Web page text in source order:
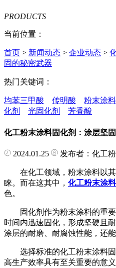
PRODUCTS
当前位置：
首页 > 新闻动态 > 企业动态 >
固的秘密武器
热门关键词：
均苯三甲酸 传明酸 粉末涂
化剂
光固化剂 芳香酸
化工粉末涂料固化剂：涂层坚
2024.01.25 发布者：化工
在化工领域，粉末涂料以其
睐。而在这其中， 化工粉末涂
色。
固化剂作为粉末涂料的重要
时间内迅速固化，形成坚硬且
涂层的耐磨、耐腐蚀性能，还
选择标准的化工粉末涂料固
高生产效率具有至关重要的意